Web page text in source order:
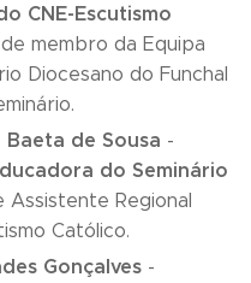
CNE-Escutismo
membro da Equipa
Diocesano do Funchal
de Sousa -
do Seminário
Assistente Regional
Católico.
Gonçalves -